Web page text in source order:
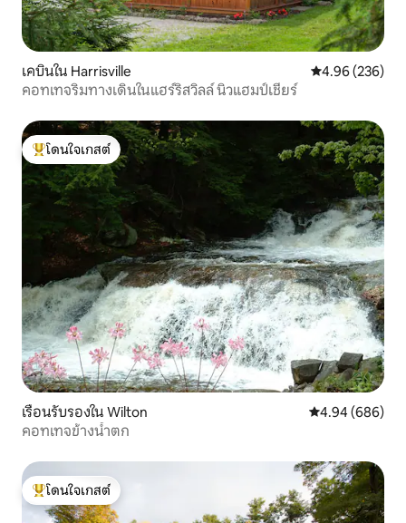
เคบินใน Harrisville คะแนนเฉลี่ย
4.96 (236)
คอทเทจริมทางเดินในแฮร์ริสวิลล์ นิวแฮมป์เชียร์
โดนใจเกสต์ที่สุด
โดนใจเกสต์
เรือนรับรองใน Wilton คะแนนเฉลี่ย
4.94 (686)
คอทเทจข้างน้ำตก
โดนใจเกสต์ที่สุด
โดนใจเกสต์